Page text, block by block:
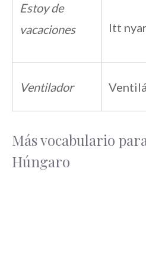
Estoy de
vacaciones
Itt
Ventilador
Más vocabulario
Húngaro